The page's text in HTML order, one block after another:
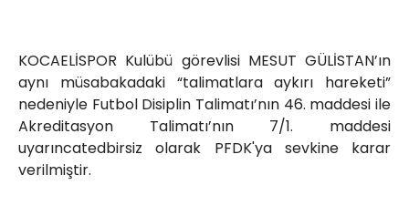
KOCAELİSPOR Kulübü görevlisi MESUT GÜLİSTAN’ın
aynı müsabakadaki “talimatlara aykırı hareketi”
nedeniyle Futbol Disiplin Talimatı’nın 46. maddesi ile
Akreditasyon Talimatı’nın 7/1. maddesi
uyarıncatedbirsiz olarak PFDK'ya sevkine karar
verilmiştir.